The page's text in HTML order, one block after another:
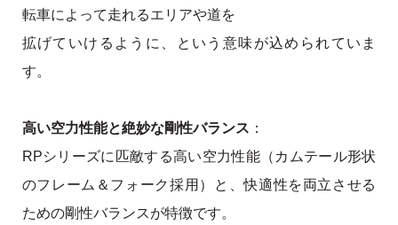
転車によって走れるエリアや道を
拡げていけるように、という意味が込められていま
す。
高い空力性能と絶妙な剛性バランス ：
RPシリーズに匹敵する高い空力性能（カムテール形状
のフレーム＆フォーク採用）と、快適性を両立させる
ための剛性バランスが特徴です。